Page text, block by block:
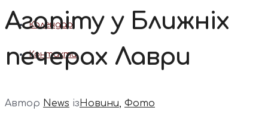
Календар
Контакти
Агапіту у Ближніх
печерах Лаври
Автор News ізНовини, Фото